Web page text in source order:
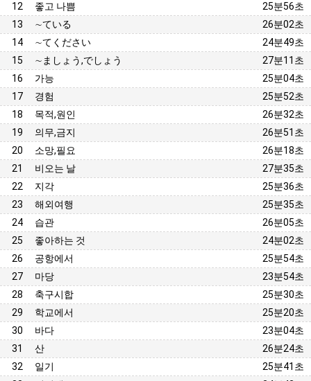
12
좋고 나쁨
25분56초
13
∼ている
26분02초
14
∼てください
24분49초
15
∼ましょう,でしょう
27분11초
16
가능
25분04초
17
경험
25분52초
18
목적,원인
26분32초
19
의무,금지
26분51초
20
소망,필요
26분18초
21
비오는 날
27분35초
22
지각
25분36초
23
해외여행
25분35초
24
습관
26분05초
25
좋아하는 것
24분02초
26
공항에서
25분54초
27
마당
23분54초
28
축구시합
25분30초
29
학교에서
25분20초
30
바다
23분04초
31
산
26분24초
32
일기
25분41초